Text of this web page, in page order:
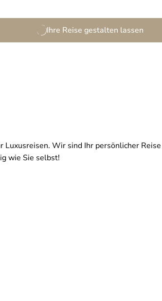
Ihre Reise gestalten lassen
Wir sind Ihr persönlicher
wie Sie selbst!